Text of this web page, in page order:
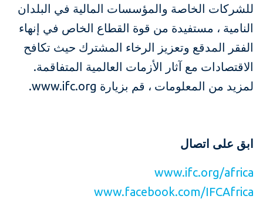
للشركات الخاصة والمؤسسات المالية في البلدان
النامية ، مستفيدة من قوة القطاع الخاص في إنهاء
الفقر المدقع وتعزيز الرخاء المشترك حيث تكافح
الاقتصادات مع آثار الأزمات العالمية المتفاقمة.
لمزيد من المعلومات ، قم بزيارة www.ifc.org.
ابق على اتصال
www.ifc.org/africa
www.facebook.com/IFCAfrica